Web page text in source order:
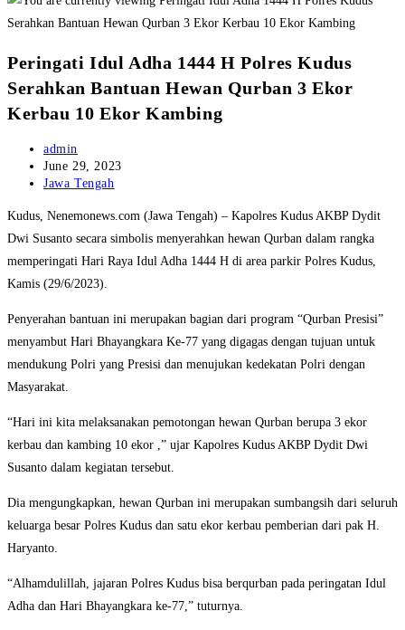
Peringati Idul Adha 1444 H Polres Kudus
Serahkan Bantuan Hewan Qurban 3 Ekor
Kerbau 10 Ekor Kambing
Post
author:
admin
Post
published:
June 29, 2023
Post
Jawa Tengah
Kudus, Nenemonews.com (Jawa Tengah) – Kapolres Kudus AKBP Dydit
Dwi Susanto secara simbolis menyerahkan hewan Qurban dalam rangka
memperingati Hari Raya Idul Adha 1444 H di area parkir Polres Kudus,
Kamis (29/6/2023).
Penyerahan bantuan ini merupakan bagian dari program “Qurban Presisi”
menyambut Hari Bhayangkara Ke-77 yang digagas dengan tujuan untuk
mendukung Polri yang Presisi dan menujukan kedekatan Polri dengan
Masyarakat.
“Hari ini kita melaksanakan pemotongan hewan Qurban berupa 3 ekor
kerbau dan kambing 10 ekor ,” ujar Kapolres Kudus AKBP Dydit Dwi
Susanto dalam kegiatan tersebut.
Dia mengungkapkan, hewan Qurban ini merupakan sumbangsih dari seluruh
keluarga besar Polres Kudus dan satu ekor kerbau pemberian dari pak H.
Haryanto.
“Alhamdulillah, jajaran Polres Kudus bisa berqurban pada peringatan Idul
Adha dan Hari Bhayangkara ke-77,” tuturnya.